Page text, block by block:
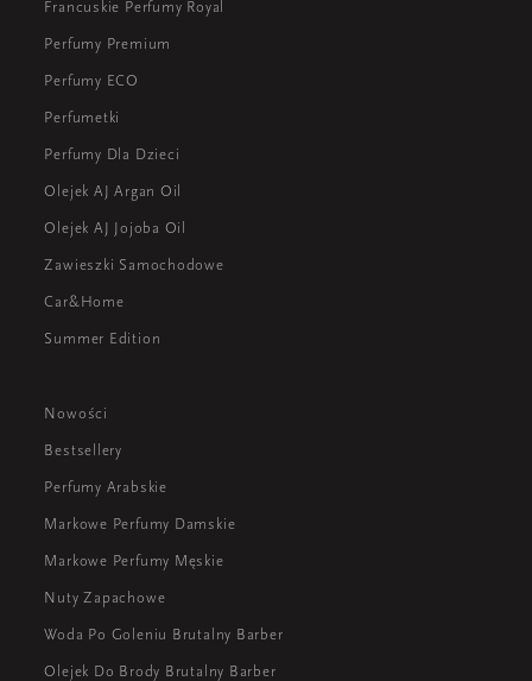
Francuskie Perfumy Royal
Perfumy Premium
Perfumy ECO
Perfumetki
Perfumy Dla Dzieci
Olejek AJ Argan Oil
Olejek AJ Jojoba Oil
Zawieszki Samochodowe
Car&Home
Summer Edition
Nowości
Bestsellery
Perfumy Arabskie
Markowe Perfumy Damskie
Markowe Perfumy Męskie
Nuty Zapachowe
Woda Po Goleniu Brutalny Barber
Olejek Do Brody Brutalny Barber